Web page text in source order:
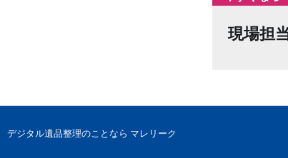
現場担
デジタル遺品整理のことなら マレリーク